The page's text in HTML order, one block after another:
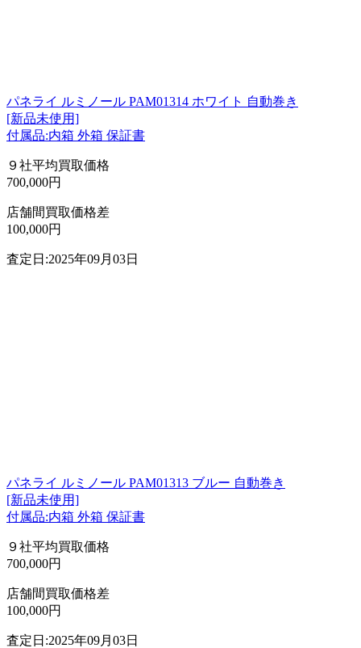
パネライ ルミノール PAM01314 ホワイト 自動巻き
[新品未使用]
付属品:内箱 外箱 保証書
９社平均買取価格
700,000円
店舗間買取価格差
100,000円
査定日:2025年09月03日
パネライ ルミノール PAM01313 ブルー 自動巻き
[新品未使用]
付属品:内箱 外箱 保証書
９社平均買取価格
700,000円
店舗間買取価格差
100,000円
査定日:2025年09月03日